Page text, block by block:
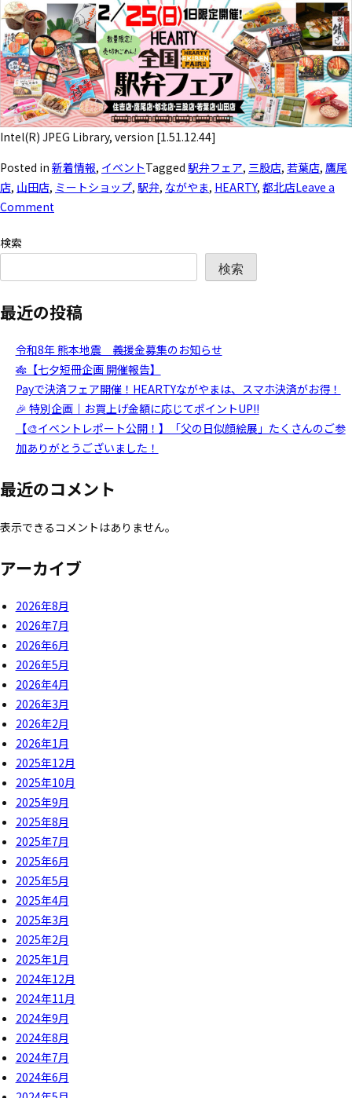
Intel(R) JPEG Library, version [1.51.12.44]
Posted in 新着情報, イベントTagged 駅弁フェア, 三股店, 若葉店, 鷹尾
店, 山田店, ミートショップ, 駅弁, ながやま, HEARTY, 都北店Leave a
Comment
検索
検索
最近の投稿
令和8年 熊本地震 義援金募集のお知らせ
🎋【七夕短冊企画 開催報告】
Payで決済フェア開催！HEARTYながやまは、スマホ決済がお得！
🎉 特別企画｜お買上げ金額に応じてポイントUP!!
【🎨イベントレポート公開！】「父の日似顔絵展」たくさんのご参
加ありがとうございました！
最近のコメント
表示できるコメントはありません。
アーカイブ
2026年8月
2026年7月
2026年6月
2026年5月
2026年4月
2026年3月
2026年2月
2026年1月
2025年12月
2025年10月
2025年9月
2025年8月
2025年7月
2025年6月
2025年5月
2025年4月
2025年3月
2025年2月
2025年1月
2024年12月
2024年11月
2024年9月
2024年8月
2024年7月
2024年6月